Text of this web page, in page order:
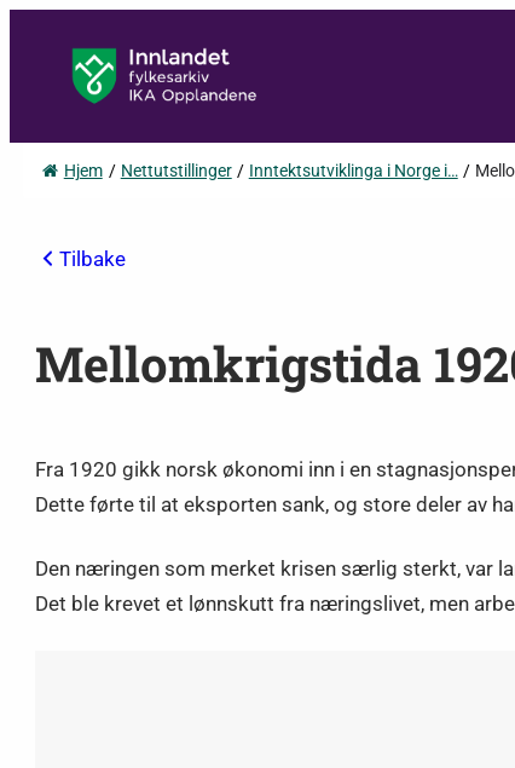
Hjem / Nettutstillinger / Inntektsutviklinga i Norge i… /
Tilbake
Mellomkrigstida
Fra 1920 gikk norsk økonomi inn i en
Dette førte til at eksporten sank, og store deler av
Den næringen som merket krisen særlig sterkt, var
Det ble krevet et lønnskutt fra næringslivet, men